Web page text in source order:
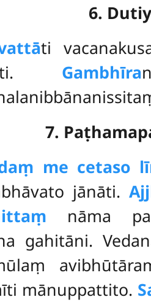
6.
ti
Gambhīra
7.
me cetaso
jānāti.
nāma
gahitāni.
mānuppattito.